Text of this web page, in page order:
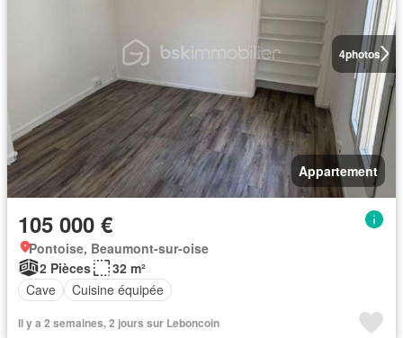
4photos
Appartement
105 000 €
Pontoise, Beaumont-sur-oise
2 Pièces
32 m²
Cave
Cuisine équipée
Il y a 2 semaines, 2 jours sur Leboncoin